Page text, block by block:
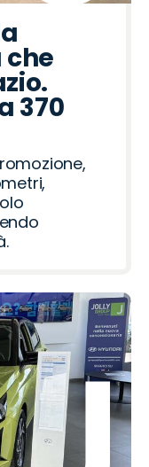
370